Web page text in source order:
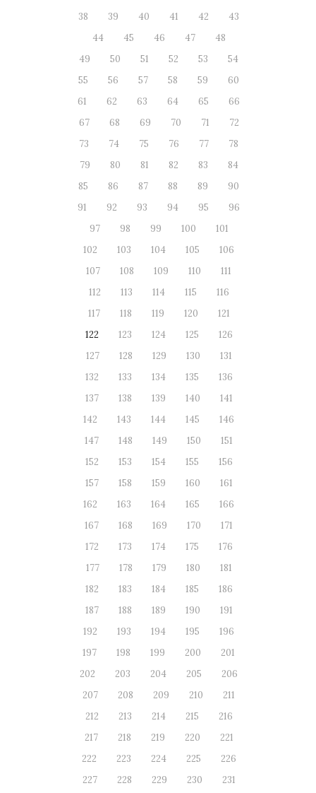
38
39 40 41 42
43
44
45 46 47
48
49
50 51 52 53
54
55
56 57 58 59
60
61
62 63 64 65
66
67
68 69 70 71
72
73
74 75 76 77
78
79
80 81 82 83
84
85
86 87 88 89
90
91
92 93 94 95
96
97
98 99 100
101
102
103 104 105
106
107
108 109 110
111
112
113 114 115
116
117
118 119 120
121
122
123 124 125
126
127
128 129 130
131
132
133 134 135
136
137
138 139 140
141
142
143 144 145
146
147
148 149 150
151
152
153 154 155
156
157
158 159 160
161
162
163 164 165
166
167
168 169 170
171
172
173 174 175
176
177
178 179 180
181
182
183 184 185
186
187
188 189 190
191
192
193 194 195
196
197
198 199 200
201
202
203 204 205
206
207
208 209 210
211
212
213 214 215
216
217
218 219 220
221
222
223 224 225
226
227
228 229 230
231